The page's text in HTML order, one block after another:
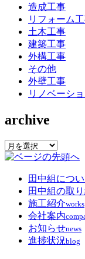
造成工事
リフォーム
土木工事
建築工事
外構工事
その他
外壁工事
リノベーシ
archive
archive
田中組につ
田中組の取
施工紹介works
会社案内
お知らせnews
進捗状況blog